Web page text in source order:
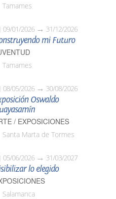
Tamames
09/01/2026 31/12/2026
mi Futuro
Tamames
08/05/2026 30/08/2026
Oswaldo
/ EXPOSICIONES
Santa Marta de Tormes
05/06/2026 31/03/2027
lo elegido
Salamanca